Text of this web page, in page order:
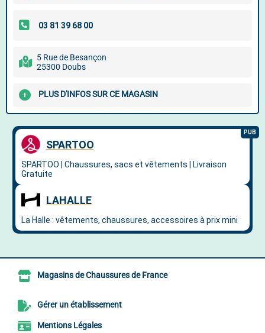
5 Rue de Besançon
25300 Doubs
PLUS D'INFOS SUR CE MAGASIN
Magasins de Chaussures de France
Gérer un établissement
Mentions Légales